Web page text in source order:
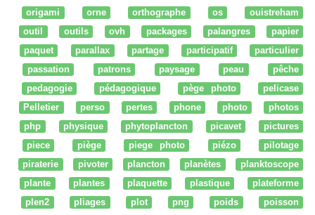
origami
orne orthographe os
ouistreham
outil
outils ovh packages palangres
papier
paquet
parallax partage participatif
particulier
passation
patrons paysage peau
pêche
pedagogie
pédagogique pège photo
pelicase
Pelletier
perso pertes phone photo
photos
php
physique phytoplancton picavet
pictures
piece
piège piege photo piézo
pilotage
piraterie
pivoter plancton planètes
planktoscope
plante
plantes plaquette plastique
plateforme
plen2
pliages plot png poids
poisson